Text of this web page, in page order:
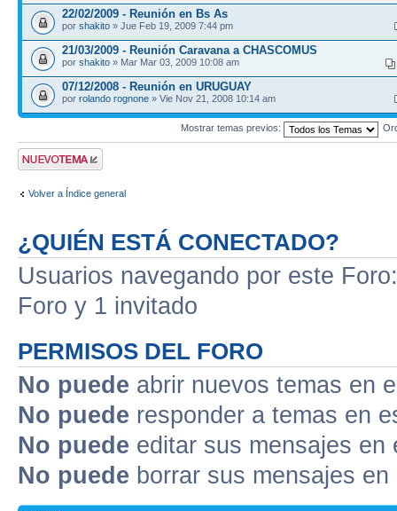
22/02/2009 - Reunión en Bs As
por shakito » Jue Feb 19, 2009 7:44 pm
21/03/2009 - Reunión Caravana a CHASCOMUS
por shakito » Mar Mar 03, 2009 10:08 am
07/12/2008 - Reunión en URUGUAY
por rolando rognone » Vie Nov 21, 2008 10:14 am
Mostrar temas previos:
Publicar un nuevo
tema
Volver a Índice general
¿QUIÉN ESTÁ CONECTADO?
Usuarios navegando por este
Foro y 1 invitado
PERMISOS DEL FORO
No puede abrir nuevos temas en
No puede responder a temas en
No puede editar sus mensajes en
No puede borrar sus mensajes